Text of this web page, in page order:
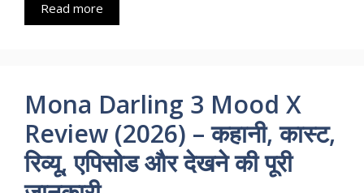
Read more
Mona Darling 3 Mood X
Review (2026) – कहानी, कास्ट,
रिव्यू, एपिसोड और देखने की पूरी